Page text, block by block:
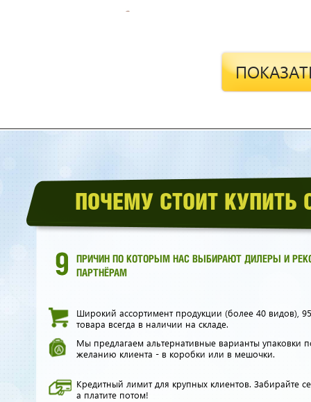
от 2200p
уб.
оптовая цена
3000p
уб.
розничная цена
ЗАКАЗАТЬ ОПТОМ
от
оптовая
кг
ПОЧЕМУ СТОИТ
ПРИЧИН ПО КОТОРЫМ НАС ВЫБИРАЮТ ДИЛЕРЫ И
ПАРТНЁРАМ
Широкий ассортимент продукции (более 40 видов),
товара всегда в наличии на складе.
Мы предлагаем альтернативные варианты упаковки
желанию клиента - в коробки или в мешочки.
Кредитный лимит для крупных клиентов. Забирайте
а платите потом!